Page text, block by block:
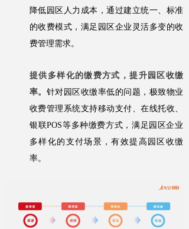
降低园区人力成本，通过建立统一、标准
的收费模式，满足园区企业灵活多变的收
费管理需求。
提供多样化的缴费方式，提升园区收缴
率。 针对园区收缴率低的问题，极致物业
收费管理系统支持移动支付、在线托收、
银联POS等多种缴费方式，满足园区企业
多样化的支付场景，有效提高园区收缴
率。